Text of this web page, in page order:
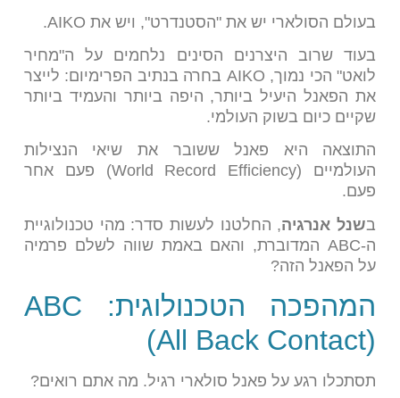
בעולם הסולארי יש את "הסטנדרט", ויש את AIKO.
בעוד שרוב היצרנים הסינים נלחמים על ה"מחיר
לואט" הכי נמוך, AIKO בחרה בנתיב הפרימיום: לייצר
את הפאנל היעיל ביותר, היפה ביותר והעמיד ביותר
שקיים כיום בשוק העולמי.
התוצאה היא פאנל ששובר את שיאי הנצילות
העולמיים (World Record Efficiency) פעם אחר
פעם.
שנל אנרגיה, החלטנו לעשות סדר: מהי טכנולוגיית
ה-ABC המדוברת, והאם באמת שווה לשלם פרמיה
על הפאנל הזה?
המהפכה הטכנולוגית: ABC
(All Back Contact)
תסתכלו רגע על פאנל סולארי רגיל. מה אתם רואים?